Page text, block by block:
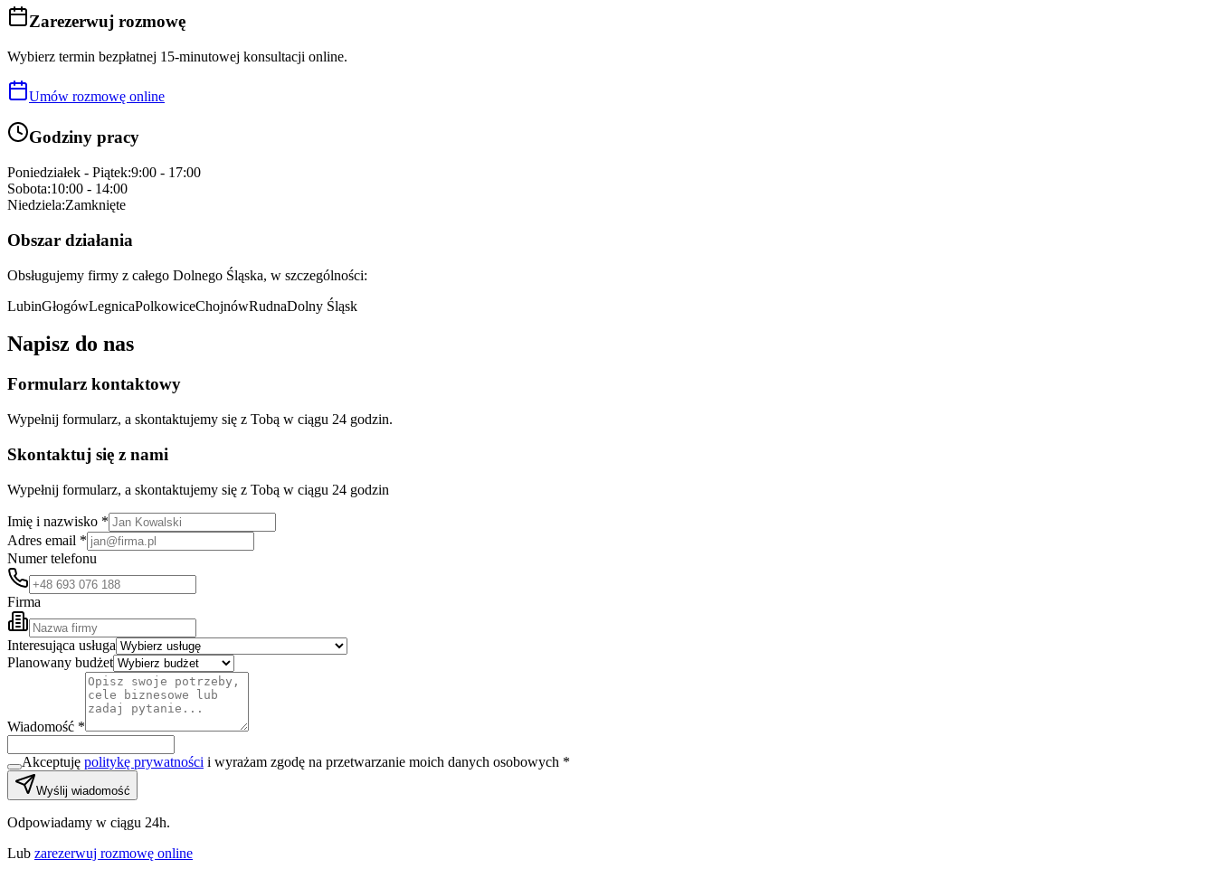
Zarezerwuj rozmowę
Wybierz termin bezpłatnej 15-minutowej konsultacji online.
Umów rozmowę online
Godziny pracy
Poniedziałek - Piątek:9:00 - 17:00
Sobota:10:00 - 14:00
Niedziela:Zamknięte
Obszar działania
Obsługujemy firmy z całego Dolnego Śląska, w szczególności:
LubinGłogówLegnicaPolkowiceChojnówRudnaDolny Śląsk
Napisz do nas
Formularz kontaktowy
Wypełnij formularz, a skontaktujemy się z Tobą w ciągu 24 godzin.
Skontaktuj się z nami
Wypełnij formularz, a skontaktujemy się z Tobą w ciągu 24 godzin
Imię i nazwisko *
Adres email *
Numer telefonu
Firma
Interesująca usługa
Planowany budżet
Wiadomość *
Akceptuję politykę prywatności i wyrażam zgodę na przetwarzanie moich danych osobowych *
Wyślij wiadomość
Odpowiadamy w ciągu 24h.
Lub zarezerwuj rozmowę online